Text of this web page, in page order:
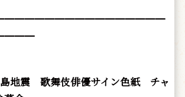
地震 歌舞伎俳優サイン色紙 チャ